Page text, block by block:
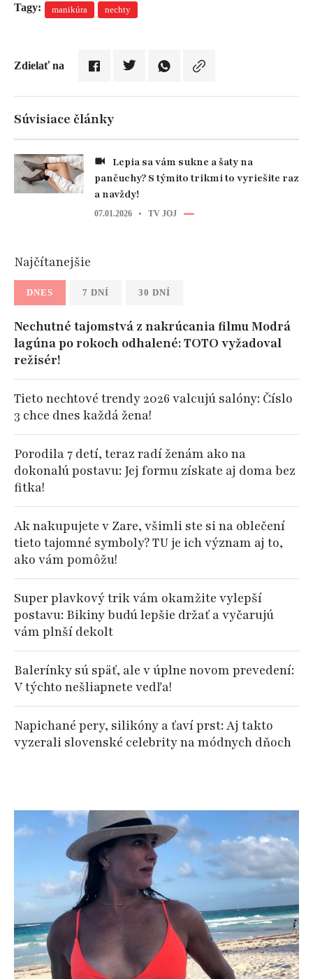
Tagy: manikúra nechty
Zdielať na
Súvisiace články
pančuchy? S týmito trikmi to vyriešite raz
a navždy!
07.01.2026 TV JOJ
Najčítanejšie
DNES 7 DNÍ 30 DNÍ
Nechutné tajomstvá z nakrúcania filmu Modrá
lagúna po rokoch odhalené: TOTO vyžadoval
režisér!
Tieto nechtové trendy 2026 valcujú salóny: Číslo
3 chce dnes každá žena!
Porodila 7 detí, teraz radí ženám ako na
dokonalú postavu: Jej formu získate aj doma bez
fitka!
Ak nakupujete v Zare, všimli ste si na oblečení
tieto tajomné symboly? TU je ich význam aj to,
ako vám pomôžu!
Super plavkový trik vám okamžite vylepší
postavu: Bikiny budú lepšie držať a vyčarujú
vám plnší dekolt
Balerínky sú späť, ale v úplne novom prevedení:
V týchto nešliapnete vedľa!
Napichané pery, silikóny a ťaví prst: Aj takto
vyzerali slovenské celebrity na módnych dňoch